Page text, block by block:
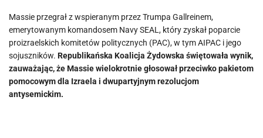
Massie przegrał z wspieranym przez Trumpa Gallreinem,
emerytowanym komandosem Navy SEAL, który zyskał poparcie
proizraelskich komitetów politycznych (PAC), w tym AIPAC i jego
sojuszników. Republikańska Koalicja Żydowska świętowała wynik,
zauważając, że Massie wielokrotnie głosował przeciwko pakietom
pomocowym dla Izraela i dwupartyjnym rezolucjom
antysemickim.